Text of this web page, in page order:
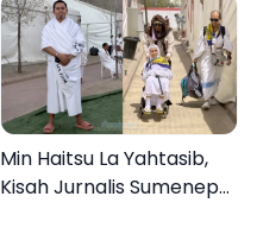
Min Haitsu La Yahtasib,
Kisah Jurnalis Sumenep